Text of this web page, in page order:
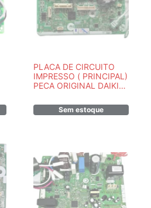
PLACA DE CIRCUITO
IMPRESSO ( PRINCIPAL)
PECA ORIGINAL DAIKIN-
Sem estoque